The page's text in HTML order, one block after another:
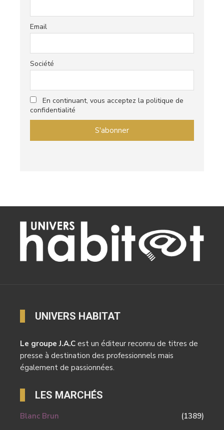
Email
Société
En continuant, vous acceptez la politique de
confidentialité
UNIVERS HABITAT
Le groupe J.A.C est un éditeur reconnu de titres de
presse à destination des professionnels mais
également de passionnées.
LES MARCHÉS
Blanc Brun
(1389)